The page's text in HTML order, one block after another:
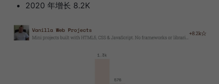
2020 年增长 8.2K